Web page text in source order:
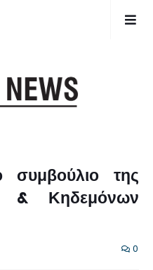
συμβούλιο της
& Κηδεμόνων
0